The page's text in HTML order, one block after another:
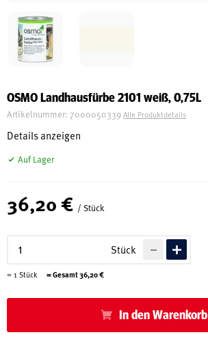
Shop
Ausstellung
Kataloge
Über uns
Geschichte
OSMO Landhausfürbe 2101 weiß, 0,75L
Artikelnummer: 7000050339 Alle Produktdetails
Details anzeigen
Auf Lager
36,20 € / Stück
Stück
= 1 Stück = Gesamt36,20€
In den Warenkorb